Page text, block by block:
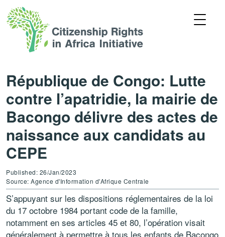
République de Congo: Lutte
contre l’apatridie, la mairie de
Bacongo délivre des actes de
naissance aux candidats au
CEPE
Published: 26/Jan/2023
Source: Agence d'Information d'Afrique Centrale
S’appuyant sur les dispositions réglementaires de la loi
du 17 octobre 1984 portant code de la famille,
notamment en ses articles 45 et 80, l’opération visait
généralement à permettre à tous les enfants de Bacongo